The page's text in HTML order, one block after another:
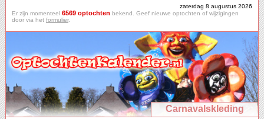
zaterdag 8 augustus 2026
Er zijn momenteel 6569 optochten bekend. Geef nieuwe optochten of wijzigingen
door via het formulier.
Carnavalskleding